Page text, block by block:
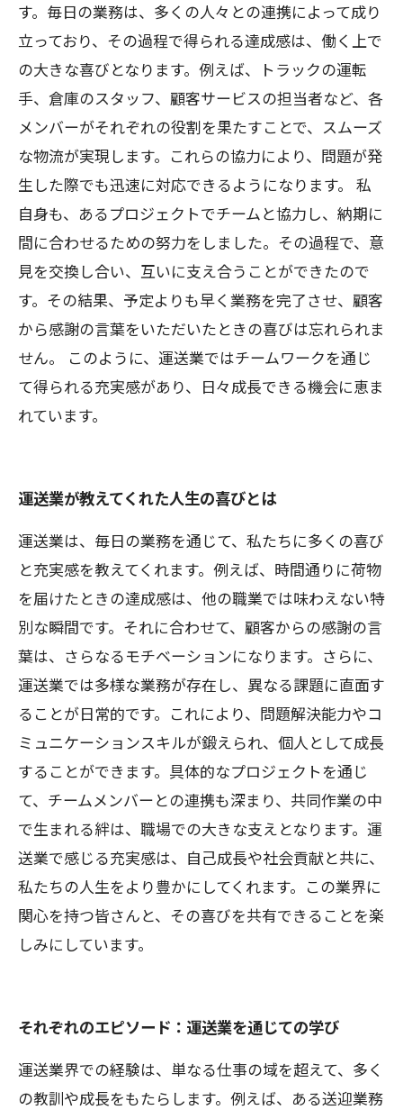
す。毎日の業務は、多くの人々との連携によって成り
立っており、その過程で得られる達成感は、働く上で
の大きな喜びとなります。例えば、トラックの運転
手、倉庫のスタッフ、顧客サービスの担当者など、各
メンバーがそれぞれの役割を果たすことで、スムーズ
な物流が実現します。これらの協力により、問題が発
生した際でも迅速に対応できるようになります。 私
自身も、あるプロジェクトでチームと協力し、納期に
間に合わせるための努力をしました。その過程で、意
見を交換し合い、互いに支え合うことができたので
す。その結果、予定よりも早く業務を完了させ、顧客
から感謝の言葉をいただいたときの喜びは忘れられま
せん。 このように、運送業ではチームワークを通じ
て得られる充実感があり、日々成長できる機会に恵ま
れています。
運送業が教えてくれた人生の喜びとは
運送業は、毎日の業務を通じて、私たちに多くの喜び
と充実感を教えてくれます。例えば、時間通りに荷物
を届けたときの達成感は、他の職業では味わえない特
別な瞬間です。それに合わせて、顧客からの感謝の言
葉は、さらなるモチベーションになります。さらに、
運送業では多様な業務が存在し、異なる課題に直面す
ることが日常的です。これにより、問題解決能力やコ
ミュニケーションスキルが鍛えられ、個人として成長
することができます。具体的なプロジェクトを通じ
て、チームメンバーとの連携も深まり、共同作業の中
で生まれる絆は、職場での大きな支えとなります。運
送業で感じる充実感は、自己成長や社会貢献と共に、
私たちの人生をより豊かにしてくれます。この業界に
関心を持つ皆さんと、その喜びを共有できることを楽
しみにしています。
それぞれのエピソード：運送業を通じての学び
運送業界での経験は、単なる仕事の域を超えて、多く
の教訓や成長をもたらします。例えば、ある送迎業務